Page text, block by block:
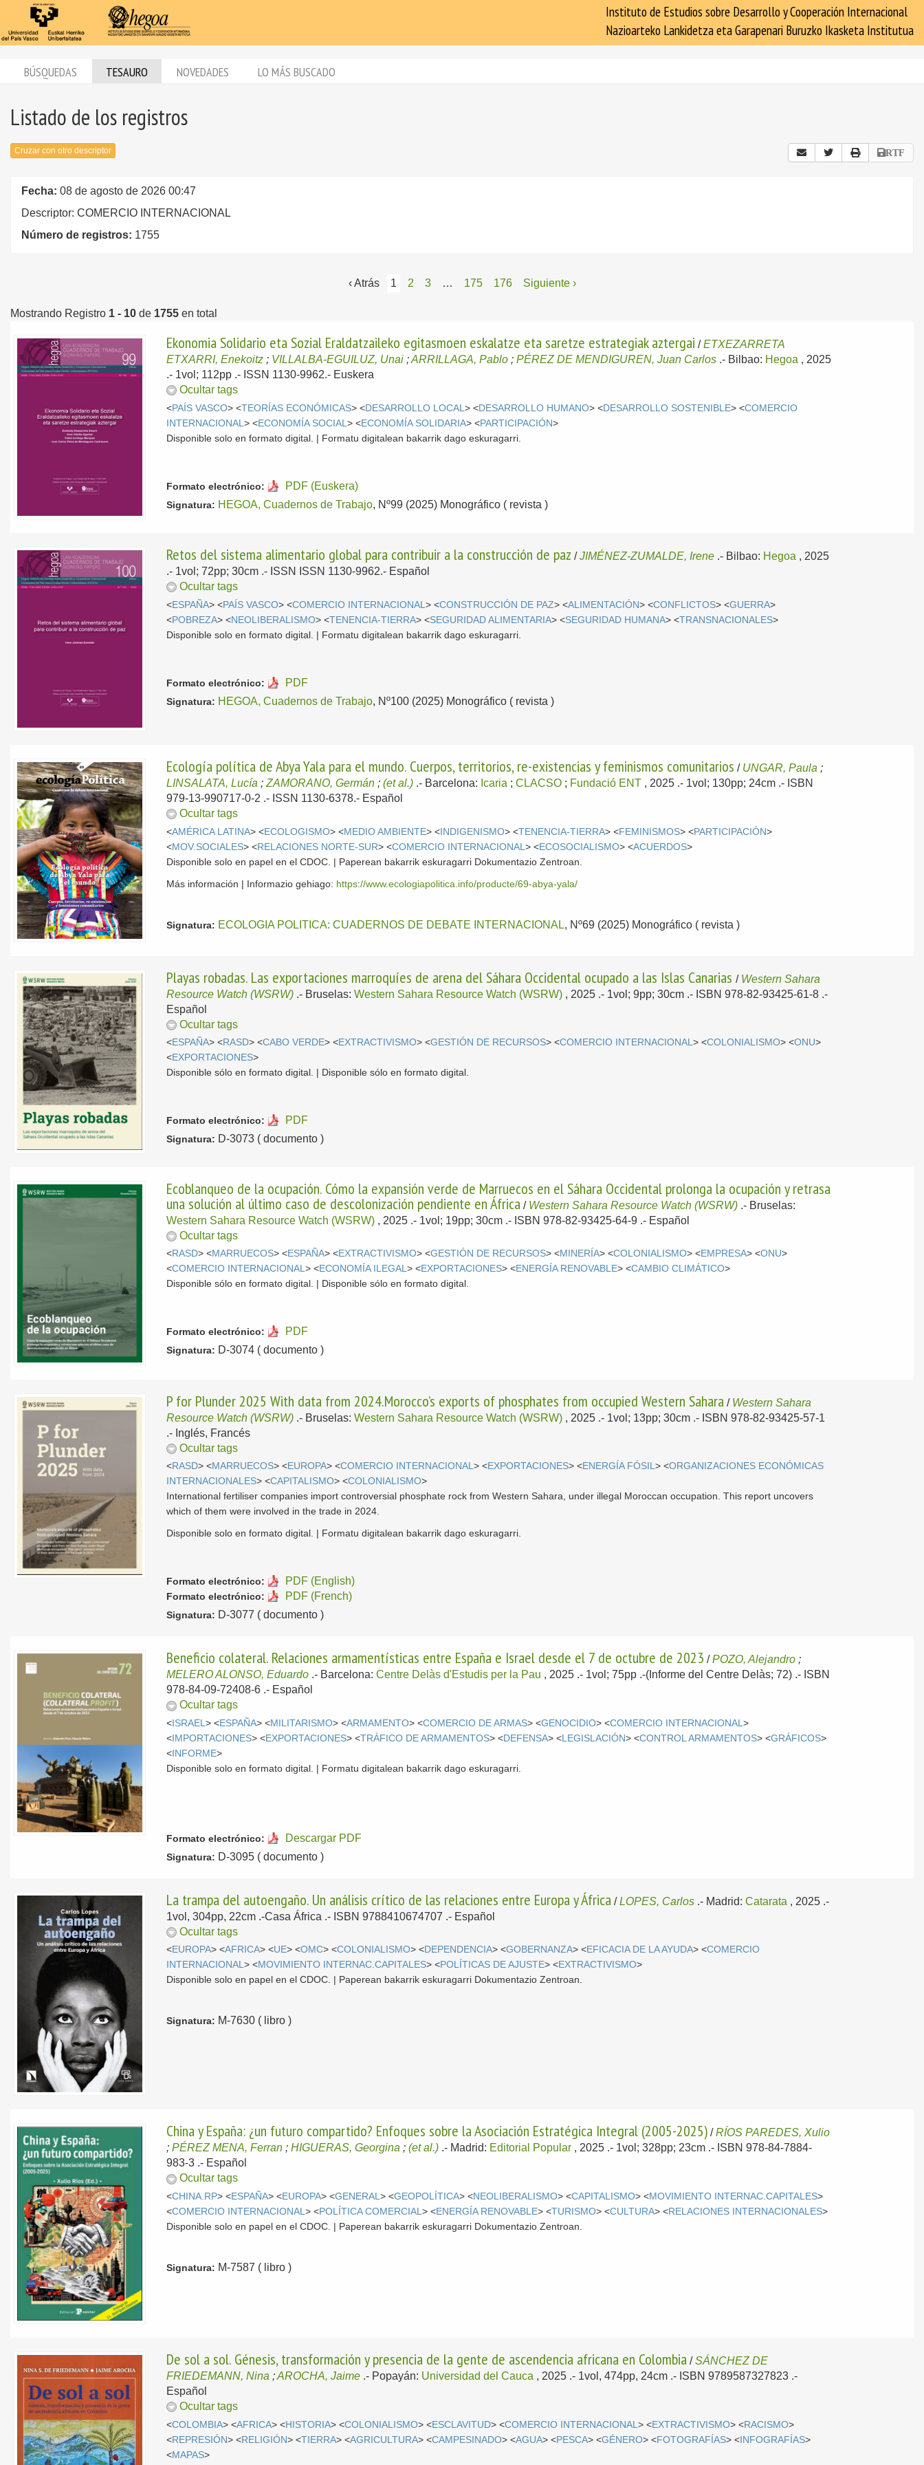
Instituto de Estudios sobre Desarrollo y Cooperación Internacional
Nazioarteko Lankidetza eta Garapenari Buruzko Ikasketa Institutua
BÚSQUEDAS TESAURO NOVEDADES LO MÁS BUSCADO
Listado de los registros
Cruzar con otro descriptor RTF
Fecha: 08 de agosto de 2026 00:47
Descriptor: COMERCIO INTERNACIONAL
Número de registros: 1755
‹ Atrás 1 2 3 … 175 176 Siguiente ›
Mostrando Registro 1 - 10 de 1755 en total
Ekonomia Solidario eta Sozial Eraldatzaileko egitasmoen eskalatze eta saretze estrategiak aztergai /ETXEZARRETA
ETXARRI, Enekoitz ; VILLALBA-EGUILUZ, Unai ;ARRILLAGA, Pablo ;PÉREZ DE MENDIGUREN, Juan Carlos .- Bilbao: Hegoa , 2025
.- 1vol; 112pp .- ISSN 1130-9962.- Euskera
Ocultar tags
<PAÍS VASCO> <TEORÍAS ECONÓMICAS> <DESARROLLO LOCAL> <DESARROLLO HUMANO> <DESARROLLO SOSTENIBLE> <COMERCIO
INTERNACIONAL> <ECONOMÍA SOCIAL> <ECONOMÍA SOLIDARIA> <PARTICIPACIÓN>
Disponible solo en formato digital. | Formatu digitalean bakarrik dago eskuragarri.
Formato electrónico: PDF (Euskera)
Signatura: HEGOA, Cuadernos de Trabajo, Nº99 (2025) Monográfico ( revista )
Retos del sistema alimentario global para contribuir a la construcción de paz /JIMÉNEZ-ZUMALDE, Irene .- Bilbao: Hegoa , 2025
.- 1vol; 72pp; 30cm .- ISSN ISSN 1130-9962.- Español
Ocultar tags
<ESPAÑA> <PAÍS VASCO> <COMERCIO INTERNACIONAL> <CONSTRUCCIÓN DE PAZ> <ALIMENTACIÓN> <CONFLICTOS> <GUERRA>
<POBREZA> <NEOLIBERALISMO> <TENENCIA-TIERRA> <SEGURIDAD ALIMENTARIA> <SEGURIDAD HUMANA> <TRANSNACIONALES>
Disponible solo en formato digital. | Formatu digitalean bakarrik dago eskuragarri.
Formato electrónico: PDF
Signatura: HEGOA, Cuadernos de Trabajo, Nº100 (2025) Monográfico ( revista )
Ecología política de Abya Yala para el mundo. Cuerpos, territorios, re-existencias y feminismos comunitarios / UNGAR, Paula ;
LINSALATA, Lucía ;ZAMORANO, Germán ;(et al.) .- Barcelona: Icaria ;CLACSO ; Fundació ENT , 2025 .- 1vol; 130pp; 24cm .- ISBN
979-13-990717-0-2 .- ISSN 1130-6378.- Español
Ocultar tags
<AMÉRICA LATINA> <ECOLOGISMO> <MEDIO AMBIENTE> <INDIGENISMO> <TENENCIA-TIERRA> <FEMINISMOS> <PARTICIPACIÓN>
<MOV.SOCIALES> <RELACIONES NORTE-SUR> <COMERCIO INTERNACIONAL> <ECOSOCIALISMO> <ACUERDOS>
Disponible solo en papel en el CDOC. | Paperean bakarrik eskuragarri Dokumentazio Zentroan.
Más información | Informazio gehiago: https://www.ecologiapolitica.info/producte/69-abya-yala/
Signatura: ECOLOGIA POLITICA: CUADERNOS DE DEBATE INTERNACIONAL, Nº69 (2025) Monográfico ( revista )
Playas robadas. Las exportaciones marroquíes de arena del Sáhara Occidental ocupado a las Islas Canarias/ Western Sahara
Resource Watch (WSRW) .- Bruselas:Western Sahara Resource Watch (WSRW) , 2025 .- 1vol; 9pp; 30cm .- ISBN 978-82-93425-61-8 .-
Español
Ocultar tags
<ESPAÑA> <RASD> <CABO VERDE> <EXTRACTIVISMO> <GESTIÓN DE RECURSOS> <COMERCIO INTERNACIONAL> <COLONIALISMO> <ONU>
<EXPORTACIONES>
Disponible sólo en formato digital. | Disponible sólo en formato digital.
Formato electrónico: PDF
Signatura: D-3073 ( documento )
Ecoblanqueo de la ocupación. Cómo la expansión verde de Marruecos en el Sáhara Occidental prolonga la ocupación y retrasa
una solución al último caso de descolonización pendiente en África / Western Sahara Resource Watch (WSRW) .- Bruselas:
Western Sahara Resource Watch (WSRW) , 2025 .- 1vol; 19pp; 30cm .- ISBN 978-82-93425-64-9 .- Español
Ocultar tags
<RASD> <MARRUECOS> <ESPAÑA> <EXTRACTIVISMO> <GESTIÓN DE RECURSOS> <MINERÍA> <COLONIALISMO> <EMPRESA> <ONU>
<COMERCIO INTERNACIONAL> <ECONOMÍA ILEGAL> <EXPORTACIONES> <ENERGÍA RENOVABLE> <CAMBIO CLIMÁTICO>
Disponible sólo en formato digital. | Disponible sólo en formato digital.
Formato electrónico: PDF
Signatura: D-3074 ( documento )
P for Plunder 2025 With data from 2024.Morocco’s exports of phosphates from occupied Western Sahara / Western Sahara
Resource Watch (WSRW) .- Bruselas:Western Sahara Resource Watch (WSRW) , 2025 .- 1vol; 13pp; 30cm .- ISBN 978-82-93425-57-1
.- Inglés, Francés
Ocultar tags
<RASD> <MARRUECOS> <EUROPA> <COMERCIO INTERNACIONAL> <EXPORTACIONES> <ENERGÍA FÓSIL> <ORGANIZACIONES ECONÓMICAS
INTERNACIONALES> <CAPITALISMO> <COLONIALISMO>
International fertiliser companies import controversial phosphate rock from Western Sahara, under illegal Moroccan occupation. This report uncovers
which of them were involved in the trade in 2024.
Disponible solo en formato digital. | Formatu digitalean bakarrik dago eskuragarri.
Formato electrónico: PDF (English)
Formato electrónico: PDF (French)
Signatura: D-3077 ( documento )
Beneficio colateral. Relaciones armamentísticas entre España e Israel desde el 7 de octubre de 2023 /POZO, Alejandro ;
MELERO ALONSO, Eduardo .- Barcelona:Centre Delàs d'Estudis per la Pau , 2025 .- 1vol; 75pp .-(Informe del Centre Delàs; 72) .- ISBN
978-84-09-72408-6 .- Español
Ocultar tags
< ISRAEL> <ESPAÑA> <MILITARISMO> <ARMAMENTO> <COMERCIO DE ARMAS> <GENOCIDIO> <COMERCIO INTERNACIONAL>
< IMPORTACIONES> <EXPORTACIONES> <TRÁFICO DE ARMAMENTOS> <DEFENSA> < LEGISLACIÓN> <CONTROL ARMAMENTOS> <GRÁFICOS>
< INFORME>
Disponible solo en formato digital. | Formatu digitalean bakarrik dago eskuragarri.
Formato electrónico: Descargar PDF
Signatura: D-3095 ( documento )
La trampa del autoengaño. Un análisis crítico de las relaciones entre Europa y África /LOPES, Carlos .- Madrid:Catarata , 2025 .-
1vol, 304pp, 22cm .-Casa África .- ISBN 9788410674707 .- Español
Ocultar tags
<EUROPA> <AFRICA> <UE> <OMC> <COLONIALISMO> <DEPENDENCIA> <GOBERNANZA> <EFICACIA DE LA AYUDA> <COMERCIO
INTERNACIONAL> <MOVIMIENTO INTERNAC.CAPITALES> <POLÍTICAS DE AJUSTE> <EXTRACTIVISMO>
Disponible solo en papel en el CDOC. | Paperean bakarrik eskuragarri Dokumentazio Zentroan.
Signatura: M-7630 ( libro )
China y España: ¿un futuro compartido? Enfoques sobre la Asociación Estratégica Integral (2005-2025) /RÍOS PAREDES, Xulio
;PÉREZ MENA, Ferran ;HIGUERAS, Georgina ;(et al.) .- Madrid: Editorial Popular , 2025 .- 1vol; 328pp; 23cm .- ISBN 978-84-7884-
983-3 .- Español
Ocultar tags
<CHINA.RP> <ESPAÑA> <EUROPA> <GENERAL> <GEOPOLÍTICA> <NEOLIBERALISMO> <CAPITALISMO> <MOVIMIENTO INTERNAC.CAPITALES>
<COMERCIO INTERNACIONAL> <POLÍTICA COMERCIAL> <ENERGÍA RENOVABLE> <TURISMO> <CULTURA> <RELACIONES INTERNACIONALES>
Disponible solo en papel en el CDOC. | Paperean bakarrik eskuragarri Dokumentazio Zentroan.
Signatura: M-7587 ( libro )
De sol a sol. Génesis, transformación y presencia de la gente de ascendencia africana en Colombia /SÁNCHEZ DE
FRIEDEMANN, Nina ;AROCHA, Jaime .- Popayán: Universidad del Cauca , 2025 .- 1vol, 474pp, 24cm .- ISBN 9789587327823 .-
Español
Ocultar tags
<COLOMBIA> <AFRICA> <HISTORIA> <COLONIALISMO> <ESCLAVITUD> <COMERCIO INTERNACIONAL> <EXTRACTIVISMO> <RACISMO>
<REPRESIÓN> <RELIGIÓN> <TIERRA> <AGRICULTURA> <CAMPESINADO> <AGUA> <PESCA> <GÉNERO> <FOTOGRAFÍAS> <INFOGRAFÍAS>
<MAPAS>